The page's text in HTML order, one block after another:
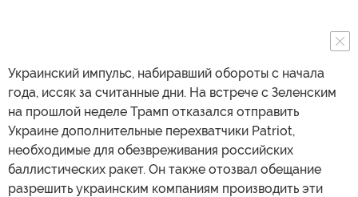
Украинский импульс, набиравший обороты с начала
года, иссяк за считанные дни. На встрече с Зеленским
на прошлой неделе Трамп отказался отправить
Украине дополнительные перехватчики Patriot,
необходимые для обезвреживания российских
баллистических ракет. Он также отозвал обещание
разрешить украинским компаниям производить эти